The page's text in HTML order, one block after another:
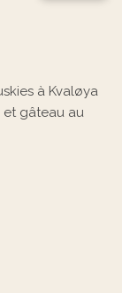
à Kvaløya
et gâteau au